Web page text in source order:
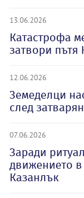
13.06.2026
Катастрофа
затвори пътя
12.06.2026
Земеделци
след
07.06.2026
Заради
движението в
Казанлък